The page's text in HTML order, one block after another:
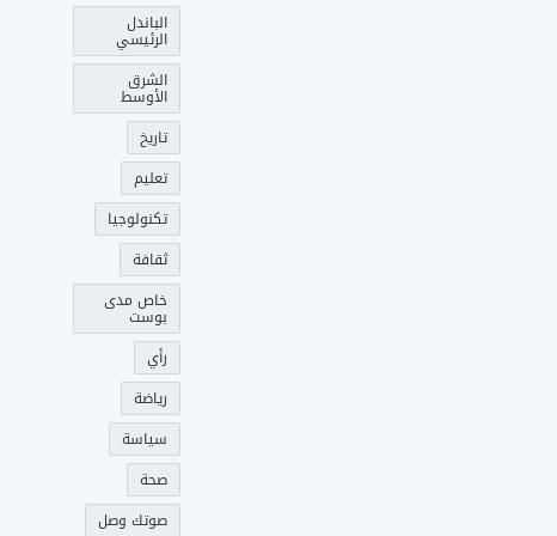
الباندل
الرئيسي
الشرق
الأوسط
تاريخ
تعليم
تكنولوجيا
ثقافة
خاص مدى
بوست
رأي
رياضة
سياسة
صحة
صوتك وصل